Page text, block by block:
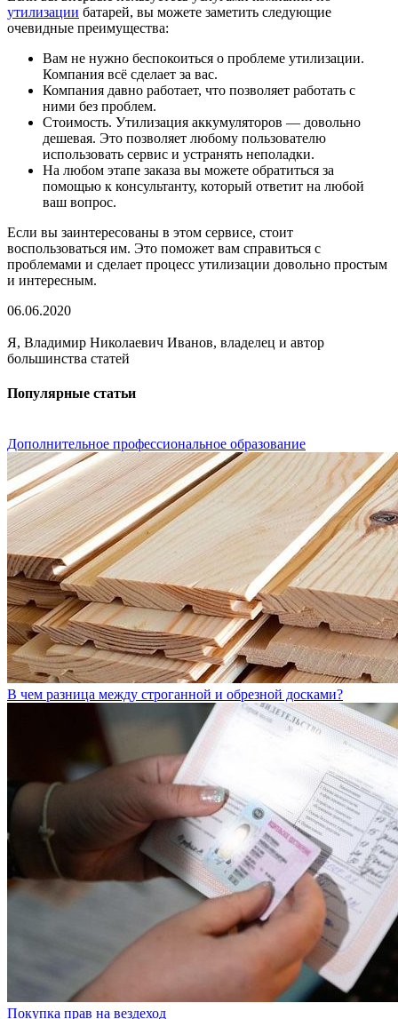
утилизации батарей, вы можете заметить следующие
очевидные преимущества:
Вам не нужно беспокоиться о проблеме утилизации.
Компания всё сделает за вас.
Компания давно работает, что позволяет работать с
ними без проблем.
Стоимость. Утилизация аккумуляторов — довольно
дешевая. Это позволяет любому пользователю
использовать сервис и устранять неполадки.
На любом этапе заказа вы можете обратиться за
помощью к консультанту, который ответит на любой
ваш вопрос.
Если вы заинтересованы в этом сервисе, стоит
воспользоваться им. Это поможет вам справиться с
проблемами и сделает процесс утилизации довольно простым
и интересным.
06.06.2020
Я, Владимир Николаевич Иванов, владелец и автор
большинства статей
Популярные статьи
Дополнительное профессиональное образование
В чем разница между строганной и обрезной досками?
Покупка прав на вездеход